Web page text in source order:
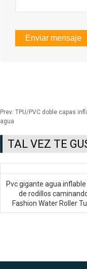
Prev: TPU/PVC doble capas
agua
TAL VEZ TE
Pvc gigante agua inflable
de rodillos
Fashion Water Roller